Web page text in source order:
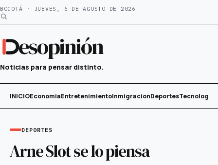
Saltar
al
BOGOTÁ · JUEVES, 6 DE AGOSTO DE 2026
esopinión
Noticias para pensar distinto.
INICIOEconomiaEntretenimientoInmigracionDeportesTecnología
DEPORTES
Arne Slot se lo piensa